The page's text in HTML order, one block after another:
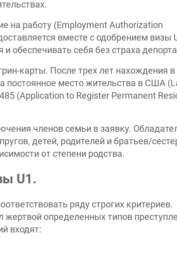
на работу (Employment Authorization
вместе с одобрением визы
обеспечивать себя без страха
карты. После трех лет нахождения в
постоянное место жительства в США
(Application to Register Permanent
членов семьи в заявку.
детей, родителей и братьев/
от степени родства.
U1.
ряду строгих критериев.
жертвой определенных типов
входят: